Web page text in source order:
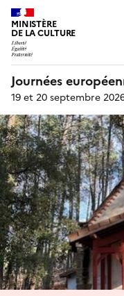
MINISTÈRE
DE LA CULTURE
Journées
19 et 20 septembre